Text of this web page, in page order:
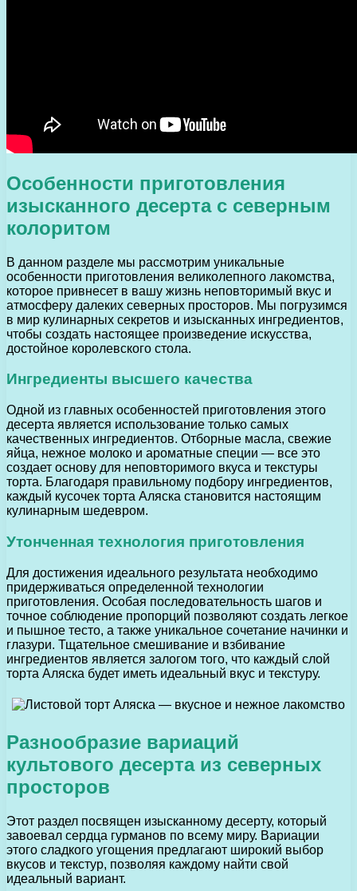
Особенности приготовления
изысканного десерта с северным
колоритом
В данном разделе мы рассмотрим уникальные
особенности приготовления великолепного лакомства,
которое привнесет в вашу жизнь неповторимый вкус и
атмосферу далеких северных просторов. Мы погрузимся
в мир кулинарных секретов и изысканных ингредиентов,
чтобы создать настоящее произведение искусства,
достойное королевского стола.
Ингредиенты высшего качества
Одной из главных особенностей приготовления этого
десерта является использование только самых
качественных ингредиентов. Отборные масла, свежие
яйца, нежное молоко и ароматные специи — все это
создает основу для неповторимого вкуса и текстуры
торта. Благодаря правильному подбору ингредиентов,
каждый кусочек торта Аляска становится настоящим
кулинарным шедевром.
Утонченная технология приготовления
Для достижения идеального результата необходимо
придерживаться определенной технологии
приготовления. Особая последовательность шагов и
точное соблюдение пропорций позволяют создать легкое
и пышное тесто, а также уникальное сочетание начинки и
глазури. Тщательное смешивание и взбивание
ингредиентов является залогом того, что каждый слой
торта Аляска будет иметь идеальный вкус и текстуру.
Разнообразие вариаций
культового десерта из северных
просторов
Этот раздел посвящен изысканному десерту, который
завоевал сердца гурманов по всему миру. Вариации
этого сладкого угощения предлагают широкий выбор
вкусов и текстур, позволяя каждому найти свой
идеальный вариант.